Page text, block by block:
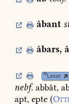
âbant
âbars,
NLexer
nebf. abbât,
apt, epte (